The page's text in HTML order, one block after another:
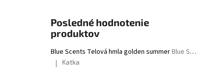
Posledné hodnotenie
produktov
Blue Scents Telová hmla golden summerBlue Scents Body mist golden summer
Hodnotenie produktu je 5 z 5 hviezdičiek.
| Katka